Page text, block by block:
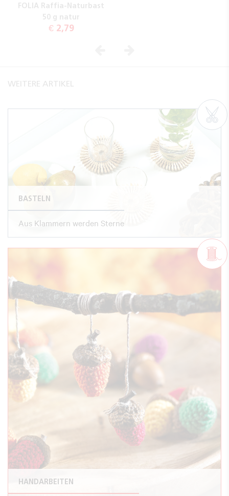
FOLIA Raffia-Naturbast
50 g natur
€ 2,79
WEITERE ARTIKEL
BASTELN
Aus Klammern werden Sterne
HANDARBEITEN